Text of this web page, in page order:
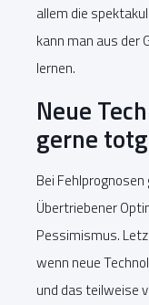
allem die
kann man aus der
lernen.
Neue
gerne
Bei
Übertriebener
Pessimismus.
wenn neue
und das teilweise